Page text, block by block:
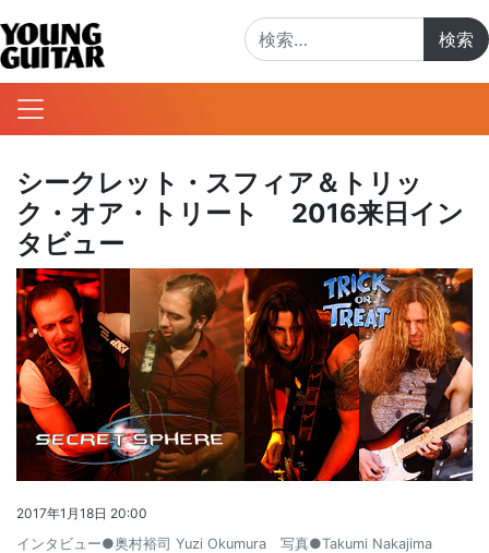
シークレット・スフィア＆トリッ
ク・オア・トリート 2016来日イン
タビュー
2017年1月18日 20:00
インタビュー●奥村裕司 Yuzi Okumura 写真●Takumi Nakajima